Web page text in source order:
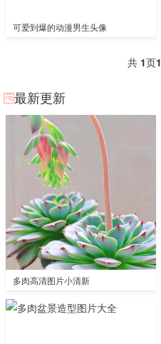
可爱到爆的动漫男生头像
共 1页1
最新更新
多肉高清图片小清新